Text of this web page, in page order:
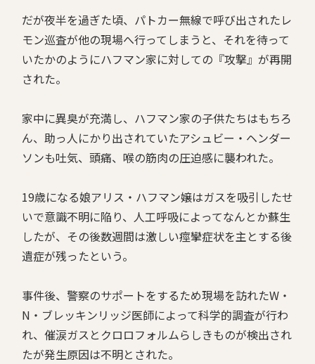
だが夜半を過ぎた頃、パトカー無線で呼び出されたレ
モン巡査が他の現場へ行ってしまうと、それを待って
いたかのようにハフマン家に対しての『攻撃』が再開
された。
家中に異臭が充満し、ハフマン家の子供たちはもちろ
ん、助っ人にかり出されていたアシュビー・ヘンダー
ソンも吐気、頭痛、喉の筋肉の圧迫感に襲われた。
19歳になる娘アリス・ハフマン嬢はガスを吸引したせ
いで意識不明に陥り、人工呼吸によってなんとか蘇生
したが、その後数週間は激しい痙攣症状を主とする後
遺症が残ったという。
事件後、警察のサポートをするため現場を訪れたW・
N・ブレッキンリッジ医師によって科学的調査が行わ
れ、催涙ガスとクロロフォルムらしきものが検出され
たが発生原因は不明とされた。